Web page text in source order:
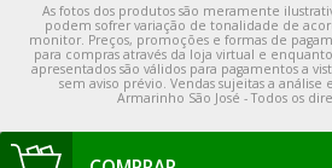
As fotos dos produtos são meramente
podem sofrer variação de tonalidade de
monitor. Preços, promoções e formas de
para compras através da loja virtual e
apresentados são válidos para pagamentos a
sem aviso prévio. Vendas sujeitas a análise
Armarinho São José - Todos os